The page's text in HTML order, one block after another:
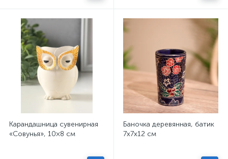
Карандашница сувенирная
«Совунья», 10×8 см
Баночка деревянная, батик
7х7х12 см